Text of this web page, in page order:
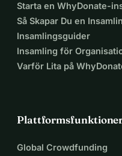
Starta en WhyDonate-
Så Skapar Du en
Insamlingsguider
Insamling för
Varför Lita på
Global Crowdfunding